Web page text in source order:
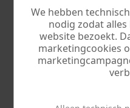
We hebben
nodig zodat
website bezoekt.
marketingcookies
Versie
Bestand
Grootte